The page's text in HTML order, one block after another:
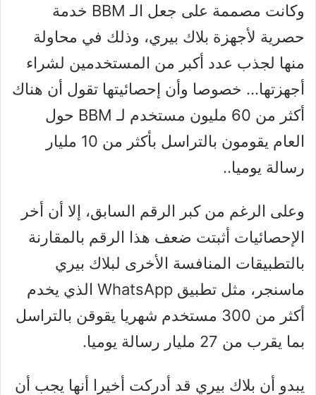
وكانت مصممة على جعل الـ BBM خدمة
حصرية لأجهزة بلاك بيري، وذلك في محاولة
منها لجذب عدد أكبر من المستخدمين لشراء
أجهزتها… خصوصا وأن إحصائيتها تقول أن هناك
أكثر من 60 مليون مستخدم لـ BBM حول
العام يقومون بالتراسل بأكثر من 10 مليار
رسالة يوميا..
وعلى الرغم من كبر الرقم السابق، إلا أن أخر
الإحصائيات أثبتت ضعف هذا الرقم بالمقارنة
بالتطبيقات المنافسة الأخرى لبلاك بيري
ماسنجر، مثل تطبيق WhatsApp الذي يخدم
أكثر من 300 مستخدم شهريا يقوقن بالتراسل
بما يقرب من 27 مليار رسالة يوميا.
يبدو أن بلاك بيري قد أدركت أخيرا أنها يجب أن